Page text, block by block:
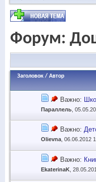
Форум:
Заголовок / Автор
Важно:
Параллель ,
Важно:
Olievna , 06.06.2012
Важно:
EkaterinaK ,